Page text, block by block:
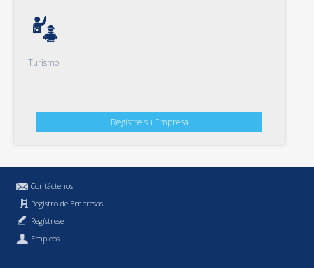
Turismo
Registre su Empresa
Contáctenos
Registro de Empresas
Regístrese
Empleos